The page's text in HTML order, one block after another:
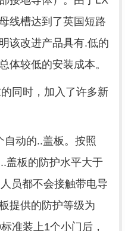
线槽达到了英国短路
该改进产品具有.低的
体较低的安装成本。
同时，加入了许多新
动的..盖板。按照
盖板的防护水平大于
员都不会接触带电导
提供的防护等级为
准装上1个小门后，